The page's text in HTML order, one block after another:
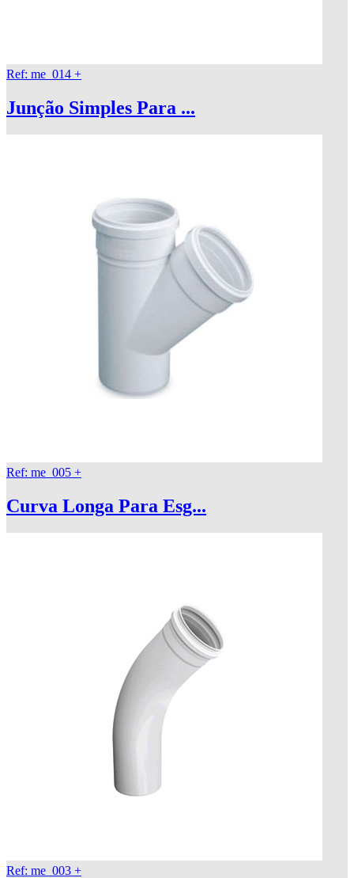
Ref: me_014 +
Junção Simples Para ...
Ref: me_005 +
Curva Longa Para Esg...
Ref: me_003 +